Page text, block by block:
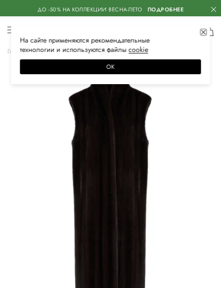
ДО -50% НА КОЛЛЕКЦИИ ВЕСНА-ЛЕТО ПОДРОБНЕЕ
Главная Женская Одежда Верхняя одежда Жилеты
На сайте применяются рекомендательные
технологии и используются файлысооkiе
ОК